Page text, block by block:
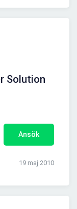
Solution
Ansök
19 maj 2010